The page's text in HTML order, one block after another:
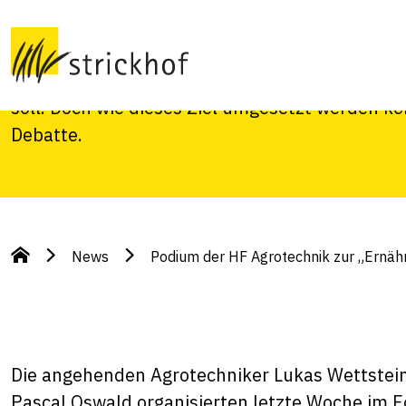
Auf dem Podium waren sich alle einig, dass
soll. Doch wie dieses Ziel umgesetzt werden
Debatte.
News Podium der HF Agrotechnik zur
Die angehenden Agrotechniker Lukas